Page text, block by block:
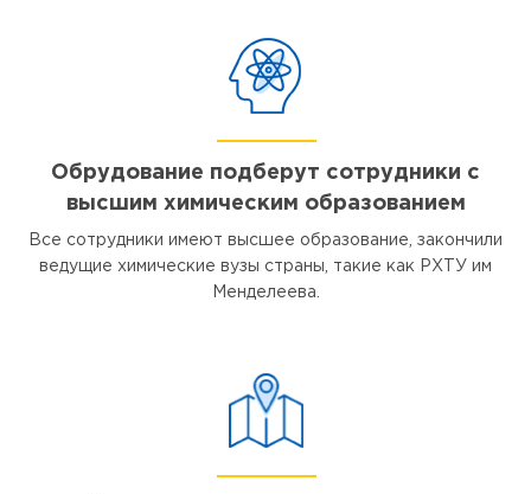
Обрудование подберут сотрудники с
высшим химическим образованием
Все сотрудники имеют высшее образование, закончили
ведущие химические вузы страны, такие как РХТУ им
Менделеева.